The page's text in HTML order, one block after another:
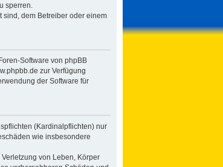
sperren.
sind, dem Betreiber oder einem
Software von phpBB
zur Verfügung
der Software für
(Kardinalpflichten) nur
wie insbesondere
von Leben, Körper